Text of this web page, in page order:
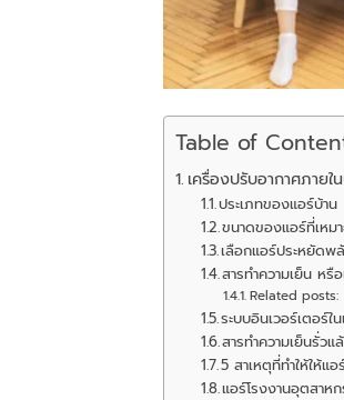
Table of
เครื่องปรับอากาศภาย
ประเภทของแอร์บ้าน
ขนาดของแอร์ที่เหม
เลือกแอร์ประหยัดพ
สารทำความเย็น หรื
Related posts:
ระบบอินเวอร์เตอร์ใ
สารทำความเย็นรั่วแ
5 สาเหตุที่ทำให้ให้แ
แอร์โรงงานอุตสาห